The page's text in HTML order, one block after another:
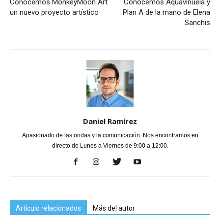
un nuevo proyecto artístico
Plan A de la mano de Elena
Sanchis
Daniel Ramírez
Apasionado de las ondas y la comunicación. Nos encontramos en
directo de Lunes a Viernes de 9:00 a 12:00.
Artículo relacionados Más del autor